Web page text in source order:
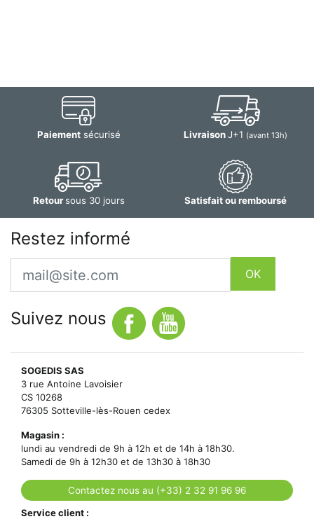
Paiementsécurisé LivraisonJ+1 (avant 13h)
Retoursous 30 jours Satisfait ou remboursé
Restez informé
Email
OK
Suivez nous
SOGEDIS SAS
3 rue Antoine Lavoisier
CS 10268
76305 Sotteville-lès-Rouen cedex
Magasin :
lundi au vendredi de 9h à 12h et de 14h à 18h30.
Samedi de 9h à 12h30 et de 13h30 à 18h30
Contactez nous au (+33) 2 32 91 96 96
Service client :